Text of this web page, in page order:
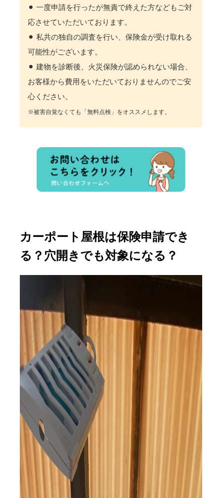
⚫︎ 一度申請を行ったが無責で終えた方などもご対
応させていただいております。
⚫︎ 私共の独自の調査を行い、保険金が受け取れる
可能性がございます。
⚫︎ 建物を診断後、火災保険が認められない場合、
お客様から費用をいただいておりませんのでご安
心ください。
※被害自覚なくても「無料点検」をオススメします。
カーポート屋根は保険申請でき
る？穴開きでも対象になる？